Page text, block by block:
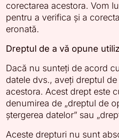
corectarea acestora. Vom
pentru a verifica și a
eronată.
Dreptul de a vă opune
Dacă nu sunteți de acord
datele dvs., aveți dreptul
acestora. Acest drept este
denumirea de „dreptul de
ștergerea datelor” sau
Aceste drepturi nu sunt